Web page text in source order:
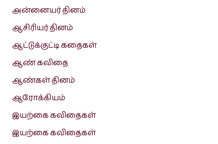
அன்னையர் தினம்
ஆசிரியர் தினம்
ஆட்டுக்குட்டி கதைகள்
ஆண் கவிதை
ஆண்கள் தினம்
ஆரோக்கியம்
இயற்கை கவிதைகள்
இயற்கை கவிதைகள்